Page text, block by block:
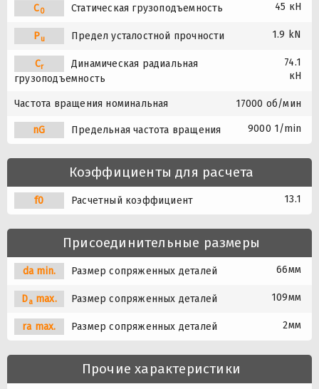
C0 Статическая грузоподъемность 45 кН
Pu Предел усталостной прочности 1.9 kN
Cr
Динамическая радиальная
грузоподъемность
74.1
кН
Частота вращения номинальная 17000 об/мин
nG Предельная частота вращения 9000 1/min
Коэффициенты для расчета
f0 Расчетный коэффициент 13.1
Присоединительные размеры
da min. Размер сопряженных деталей 66мм
Damax. Размер сопряженных деталей 109мм
ra max. Размер сопряженных деталей 2мм
Прочие характеристики